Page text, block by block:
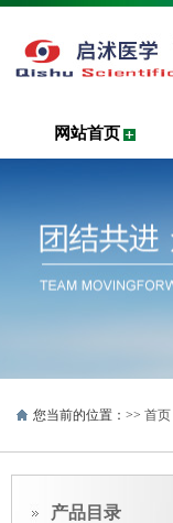
网站首页
您当前的位置：>> 首页
产品目录